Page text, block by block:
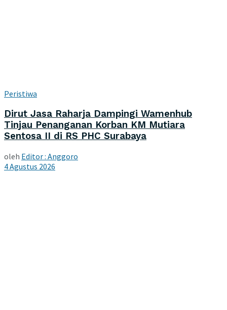
Peristiwa
Dirut Jasa Raharja Dampingi Wamenhub
Tinjau Penanganan Korban KM Mutiara
Sentosa II di RS PHC Surabaya
oleh Editor : Anggoro
4 Agustus 2026